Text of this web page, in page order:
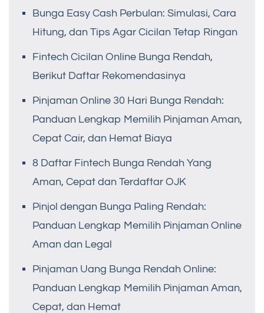
Bunga Easy Cash Perbulan: Simulasi, Cara
Hitung, dan Tips Agar Cicilan Tetap Ringan
Fintech Cicilan Online Bunga Rendah,
Berikut Daftar Rekomendasinya
Pinjaman Online 30 Hari Bunga Rendah:
Panduan Lengkap Memilih Pinjaman Aman,
Cepat Cair, dan Hemat Biaya
8 Daftar Fintech Bunga Rendah Yang
Aman, Cepat dan Terdaftar OJK
Pinjol dengan Bunga Paling Rendah:
Panduan Lengkap Memilih Pinjaman Online
Aman dan Legal
Pinjaman Uang Bunga Rendah Online:
Panduan Lengkap Memilih Pinjaman Aman,
Cepat, dan Hemat